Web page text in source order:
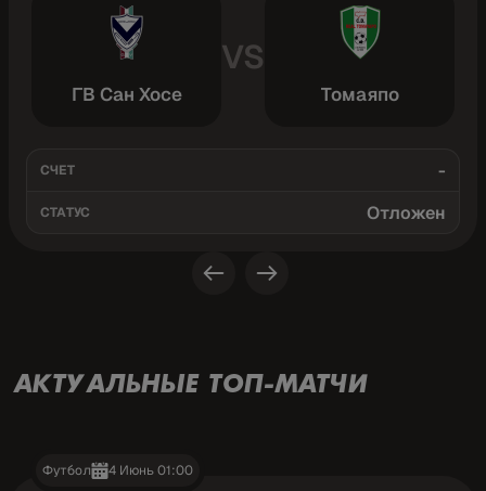
ГВ Сан Хосе
VS
Томаяпо
СЧЕТ -
СТАТУС Отложен
АКТУАЛЬНЫЕ ТОП-МАТЧИ
Футбол 4 Июнь 01:00